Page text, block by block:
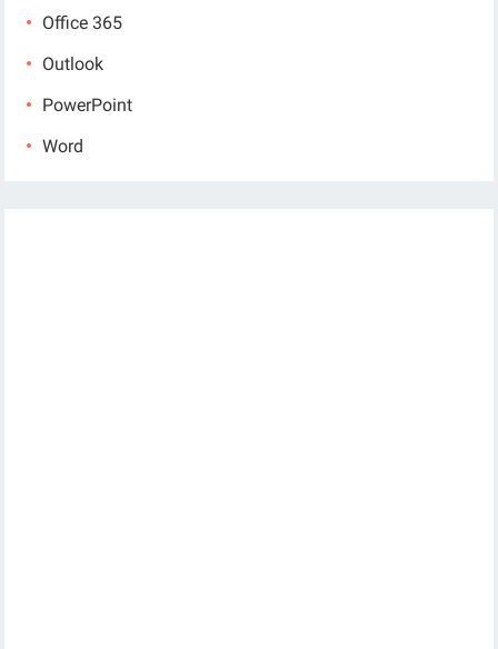
Office 365
Outlook
PowerPoint
Word